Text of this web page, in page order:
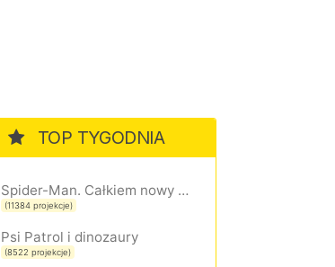
TOP TYGODNIA
Spider-Man. Całkiem nowy dzień
(11384 projekcje)
Psi Patrol i dinozaury
(8522 projekcje)